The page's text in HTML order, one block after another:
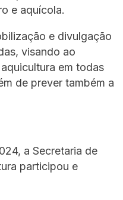
e aquícola.
e divulgação
visando ao
em todas
de prever também a
a Secretaria de
participou e